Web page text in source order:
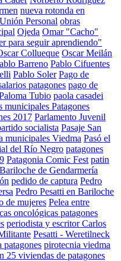
nueva rotonda en
Personal obras
Ojeda Omar "Cacho"
para seguir aprendiendo"
Collueque Oscar Meilán
Barreno Pablo Cifuentes
Pablo Soler Pago de
patagones pago de
Tubio paola casadei
municipales Patagones
2017 Parlamento Juvenil
socialista Pasaje San
municipales Viedma Pasó el
del Río Negro patagones
Patagonia Comic Fest patin
de Gendarmería
pedido de captura Pedro
Pedro Pesatti en Bariloche
de mujeres Pelea entre
oncológicas patagones
periodista y escritor Carlos
Pesatti - Weretilneck
patagones pirotecnia viedma
25 viviendas de patagones